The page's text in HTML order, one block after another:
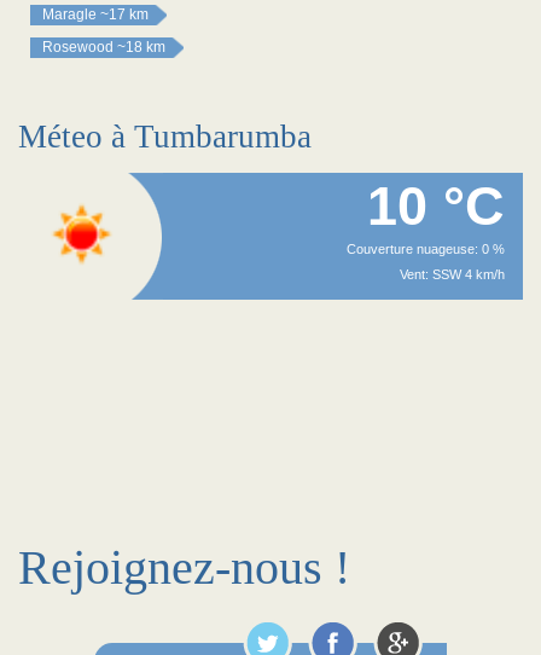
Maragle ~17 km
Rosewood ~18 km
Méteo à Tumbarumba
10 °C
Couverture nuageuse: 0 %
Vent: SSW 4 km/h
Rejoignez-nous !